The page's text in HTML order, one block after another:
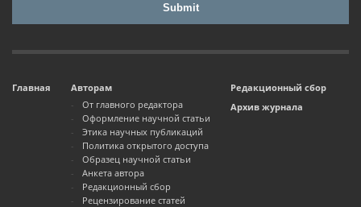
Главная
Авторам
От главного редактора
Оформление научной статьи
Этика научных публикаций
Политика открытого доступа
Образец научной статьи
Анкета автора
Редакционный сбор
Рецензирование статей
Редакционный сбор
Архив журнала